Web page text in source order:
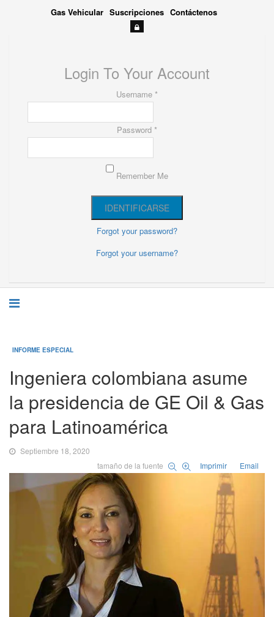
Gas Vehicular Suscripciones Contáctenos
Login To Your Account
Username *
Password *
Remember Me
Forgot your password?
Forgot your username?
INFORME ESPECIAL
Ingeniera colombiana asume
la presidencia de GE Oil & Gas
para Latinoamérica
Septiembre 18, 2020
tamaño de la fuente
Imprimir Email